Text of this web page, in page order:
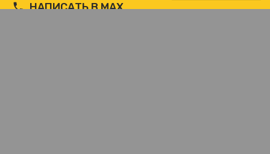
НАПИСАТЬ В MAX